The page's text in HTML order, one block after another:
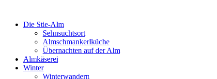
Die Stie-Alm
Sehnsuchtsort
Almschmankerlküche
Übernachten auf der Alm
Almkäserei
Winter
Winterwandern